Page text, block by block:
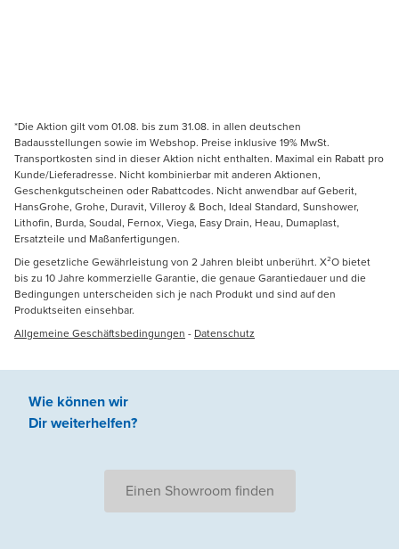
*Die Aktion gilt vom 01.08. bis zum 31.08. in allen deutschen
Badausstellungen sowie im Webshop. Preise inklusive 19% MwSt.
Transportkosten sind in dieser Aktion nicht enthalten. Maximal ein Rabatt pro
Kunde/Lieferadresse. Nicht kombinierbar mit anderen Aktionen,
Geschenkgutscheinen oder Rabattcodes. Nicht anwendbar auf Geberit,
HansGrohe, Grohe, Duravit, Villeroy & Boch, Ideal Standard, Sunshower,
Lithofin, Burda, Soudal, Fernox, Viega, Easy Drain, Heau, Dumaplast,
Ersatzteile und Maßanfertigungen.
Die gesetzliche Gewährleistung von 2 Jahren bleibt unberührt. X²O bietet
bis zu 10 Jahre kommerzielle Garantie, die genaue Garantiedauer und die
Bedingungen unterscheiden sich je nach Produkt und sind auf den
Produktseiten einsehbar.
Allgemeine Geschäftsbedingungen - Datenschutz
Wie können wir
Dir weiterhelfen?
Einen Showroom finden